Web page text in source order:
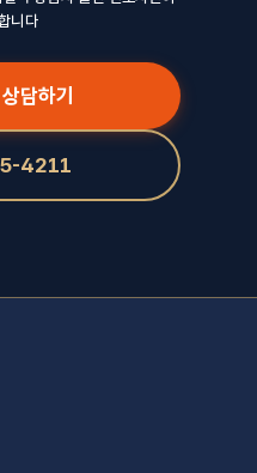
니다
담하기
4211